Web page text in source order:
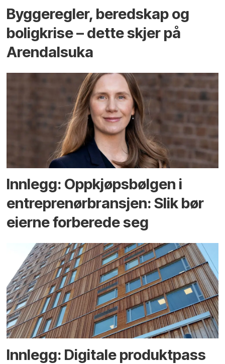
Bygge­regler, beredskap og
bolig­krise – dette skjer på
Arendals­uka
Innlegg: Oppkjøps­bølgen i
entreprenør­bransjen: Slik bør
eierne forberede seg
Innlegg: Digitale produktpass